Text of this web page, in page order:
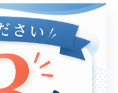
具体的な取り組み
的な取り組みとして、
注目を集めています。
強化が挙げられます。